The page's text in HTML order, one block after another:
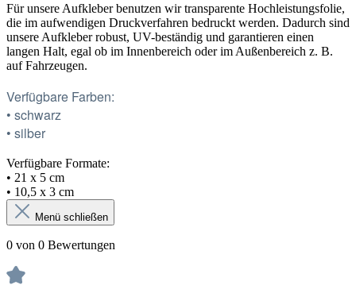
Für unsere Aufkleber benutzen wir transparente Hochleistungsfolie,
die im aufwendigen Druckverfahren bedruckt werden. Dadurch sind
unsere Aufkleber robust, UV-beständig und garantieren einen
langen Halt, egal ob im Innenbereich oder im Außenbereich z. B.
auf Fahrzeugen.
Verfügbare Farben:
• schwarz
• silber
Verfügbare Formate:
• 21 x 5 cm
• 10,5 x 3 cm
Menü schließen
0 von 0 Bewertungen